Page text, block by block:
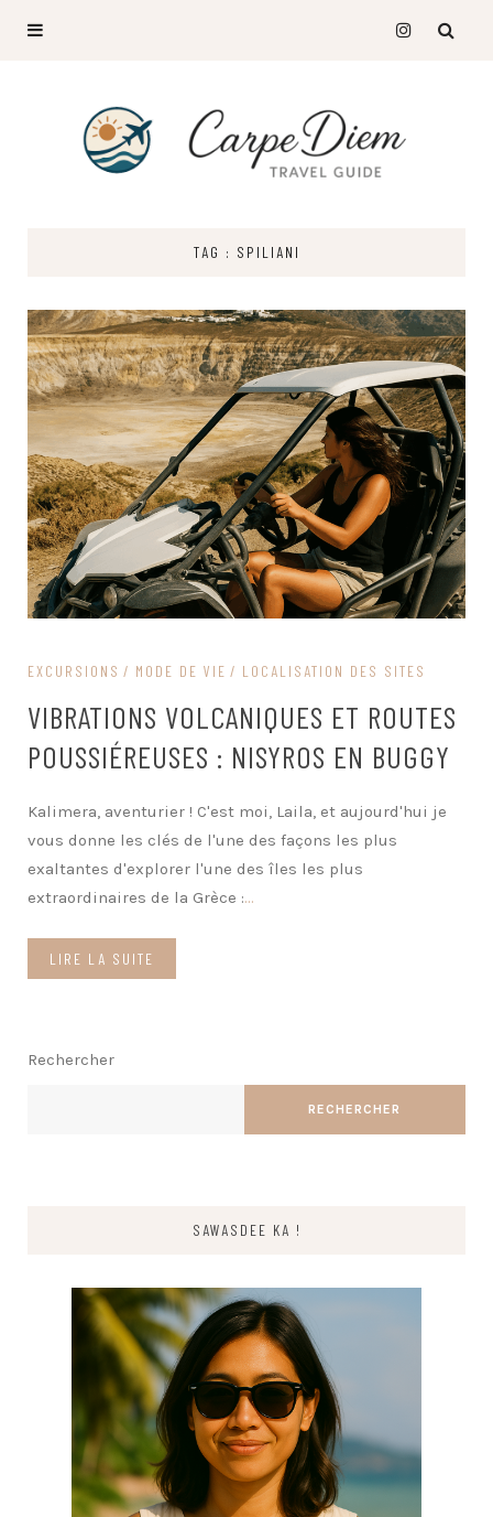
TAG : SPILIANI
EXCURSIONS MODE DE VIE LOCALISATION DES SITES
VIBRATIONS VOLCANIQUES ET ROUTES
POUSSIÉREUSES : NISYROS EN BUGGY
Kalimera, aventurier ! C'est moi, Laila, et aujourd'hui je
vous donne les clés de l'une des façons les plus
exaltantes d'explorer l'une des îles les plus
extraordinaires de la Grèce :...
LIRE LA SUITE
Rechercher
RECHERCHER
SAWASDEE KA !